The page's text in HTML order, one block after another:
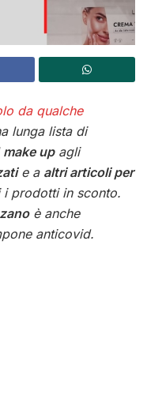
da qualche
lunga lista di
make upagli
e a altri articoli per
i prodotti in sconto.
è anche
anticovid.